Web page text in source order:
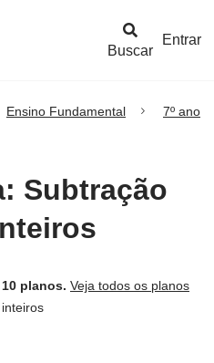
Buscar
Entrar
Ensino Fundamental 7º ano
Subtração
planos. Veja todos os planos